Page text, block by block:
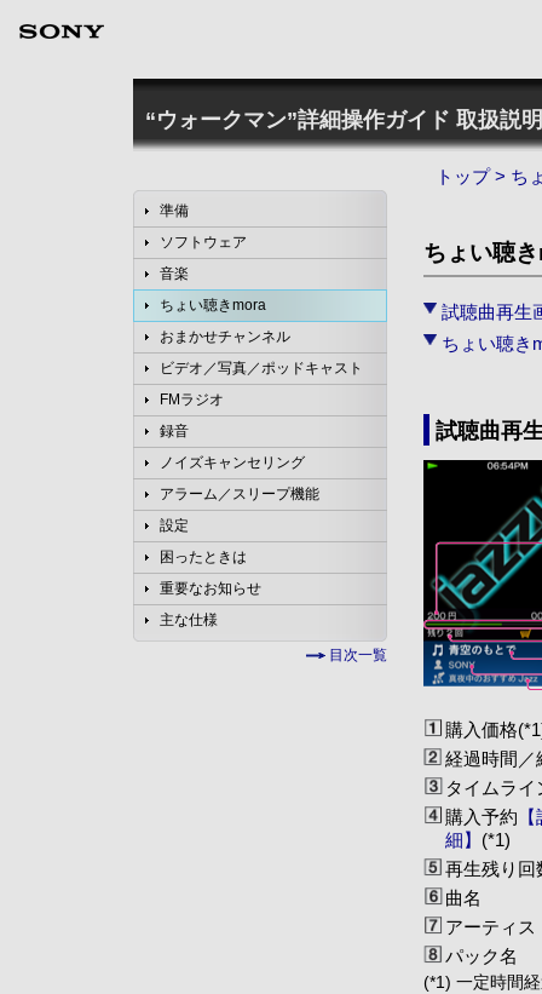
“ウォークマン”詳細操作ガイド 取扱説
準備
ソフトウェア
音楽
ちょい聴きmora
おまかせチャンネル
ビデオ／写真／ポッドキャスト
FMラジオ
録音
ノイズキャンセリング
アラーム／スリープ機能
設定
困ったときは
重要なお知らせ
主な仕様
目次一覧
トップ> ち
ちょい聴
試聴曲再生
ちょい聴き
試聴曲再
購入価格
経過時間／
タイムライ
購入予約
細】 (*1)
再生残り回
曲名
アーティス
パック名
(*1) 一定時間